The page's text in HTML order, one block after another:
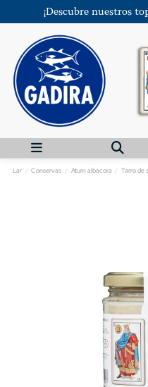
¡Descubre nuestros
Lar Conservas Atum albacora Tarro de